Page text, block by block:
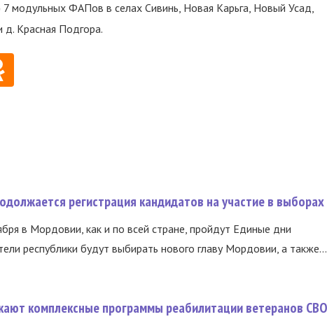
модульных ФАПов в селах Сивинь, Новая Карьга, Новый Усад,
Красная Подгора.
регистрация кандидатов на участие в выборах
в Мордовии, как и по всей стране, пройдут Единые дни
республики будут выбирать нового главу Мордовии, а также...
комплексные программы реабилитации ветеранов СВО